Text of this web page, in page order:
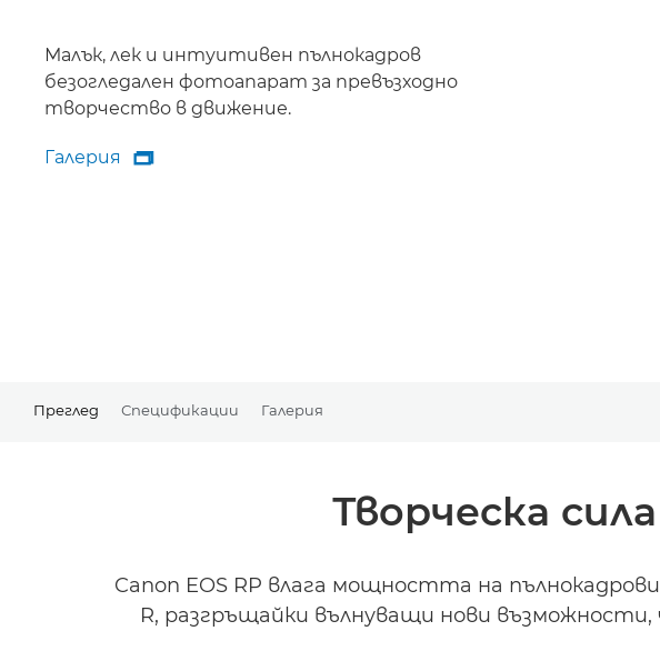
Малък, лек и интуитивен пълнокадров
безогледален фотоапарат за превъзходно
творчество в движение.
Галерия
Галерия

Преглед Спецификации Галерия
Творческа
Canon EOS RP влага мощността на
R, разгръщайки вълнуващи нови